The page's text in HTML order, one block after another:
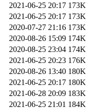
2021-06-25 20:17 173K
2021-06-25 20:17 173K
2020-07-27 21:16 173K
2020-08-26 15:09 174K
2020-08-25 23:04 174K
2021-06-25 20:23 176K
2020-08-26 13:40 180K
2021-06-25 20:17 180K
2021-06-28 20:09 183K
2021-06-25 21:01 184K